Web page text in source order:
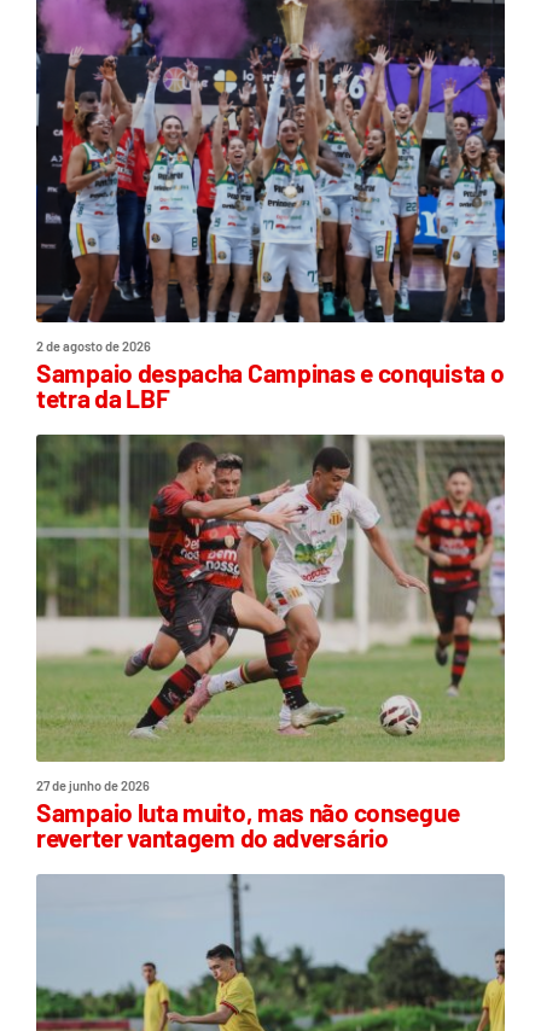
2 de agosto de 2026
Sampaio despacha Campinas e conquista o
tetra da LBF
27 de junho de 2026
Sampaio luta muito, mas não consegue
reverter vantagem do adversário